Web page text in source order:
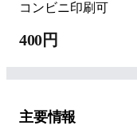
コンビニ印刷可
400円
主要情報